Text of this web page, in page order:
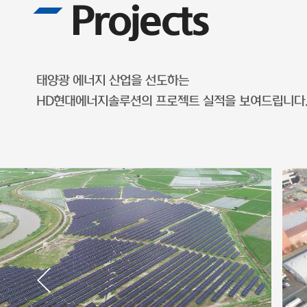
Projects
태양광 에너지 산업을 선도하는
HD현대에너지솔루션의 프로젝트 실적을 보여드립니다.